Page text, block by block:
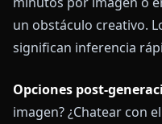
un obstáculo creativo.
significan inferencia
Opciones post-
imagen? ¿Chatear con